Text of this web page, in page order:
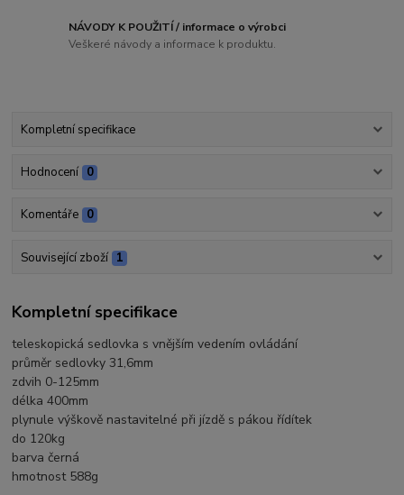
NÁVODY K POUŽITÍ / informace o výrobci
Veškeré návody a informace k produktu.
Kompletní specifikace
Hodnocení 0
Komentáře 0
Související zboží 1
Kompletní specifikace
teleskopická sedlovka s vnějším vedením ovládání
průměr sedlovky 31,6mm
zdvih 0-125mm
délka 400mm
plynule výškově nastavitelné při jízdě s pákou řídítek
do 120kg
barva černá
hmotnost 588g